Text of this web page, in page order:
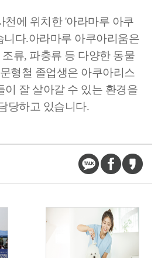
천에 위치한 '아라마루 아쿠
니다.아라마루 아쿠아리움은
류, 파충류 등 다양한 동물
형철 졸업생은 아쿠아리스
이 잘 살아갈 수 있는 환경을
당하고 있습니다.